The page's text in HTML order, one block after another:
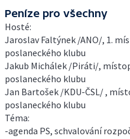
Peníze pro všechny
Hosté:
Jaroslav Faltýnek /ANO/, 1.
poslaneckého klubu
Jakub Michálek /Piráti/,
poslaneckého klubu
Jan Bartošek /KDU-ČSL/ ,
poslaneckého klubu
Téma:
-agenda PS, schvalování